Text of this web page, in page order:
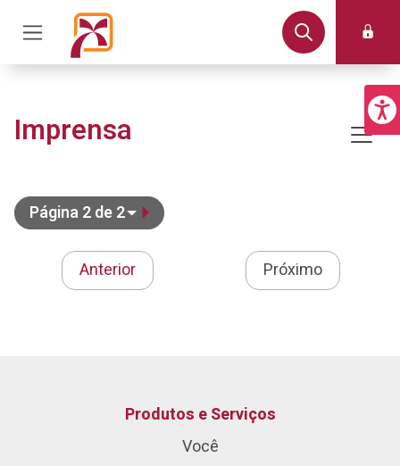
Imprensa
Página 2 de 2
Anterior Próximo
Produtos e Serviços
Você